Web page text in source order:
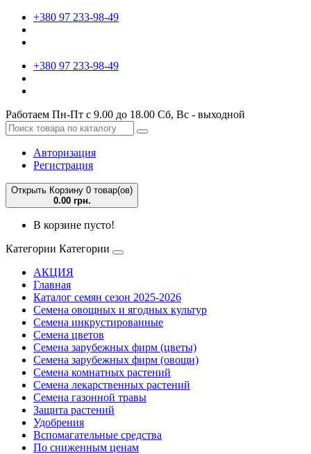
+380 97 233-98-49
+380 97 233-98-49
Работаем Пн-Пт с 9.00 до 18.00 Сб, Вс - выходной
Авторизация
Регистрация
Открыть Корзину 0 товар(ов)
0.00 грн.
В корзине пусто!
Категории Категории
АКЦИЯ
Главная
Каталог семян сезон 2025-2026
Семена овощных и ягодных культур
Семена инкрустированные
Семена цветов
Семена зарубежных фирм (цветы)
Семена зарубежных фирм (овощи)
Семена комнатных растений
Семена лекарственных растений
Семена газонной травы
Защита растений
Удобрения
Вспомагательные средства
По сниженным ценам